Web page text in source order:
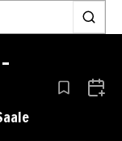
Aus den